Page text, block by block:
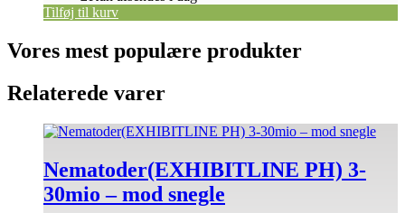
Tilføj til kurv
Vores mest populære produkter
Relaterede varer
Nematoder(EXHIBITLINE PH) 3-
30mio – mod snegle